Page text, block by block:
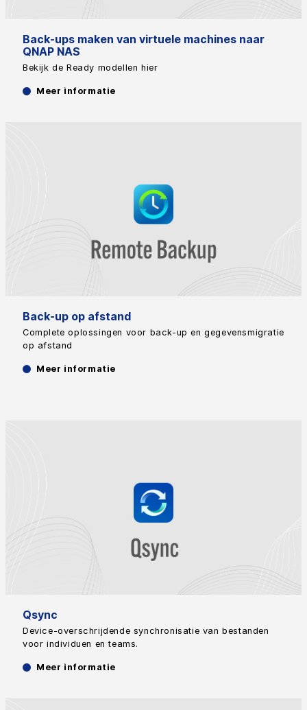
Back-ups maken van virtuele machines naar
QNAP NAS
Bekijk de Ready modellen hier
Meer informatie
Back-up op afstand
Complete oplossingen voor back-up en gegevensmigratie
op afstand
Meer informatie
Qsync
Device-overschrijdende synchronisatie van bestanden
voor individuen en teams.
Meer informatie